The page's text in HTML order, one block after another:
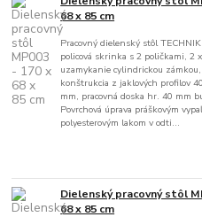
68 x 85 cm
Pracovný dielenský stôl
policová skrinka s 2 poličkami, 2
uzamykanie cylindrickou
konštrukcia z jaklových profilov
mm, pracovná doska hr. 40 mm
Povrchová úprava práškovým
polyesterovým lakom v odti...
Dielenský pracovný stôl
68 x 85 cm